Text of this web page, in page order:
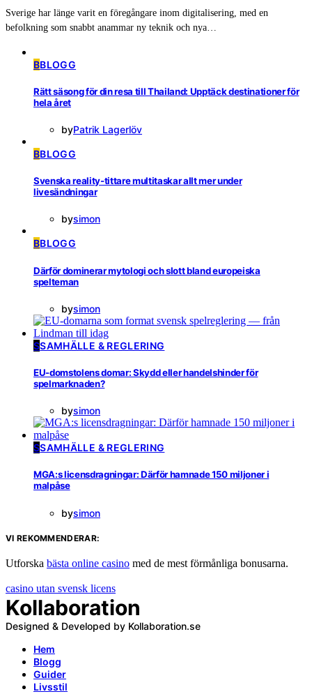
Sverige har länge varit en föregångare inom digitalisering, med en
befolkning som snabbt anammar ny teknik och nya…
BBLOGG
Rätt säsong för din resa till Thailand: Upptäck destinationer för
hela året
byPatrik Lagerlöv
BBLOGG
Svenska reality-tittare multitaskar allt mer under
livesändningar
bysimon
BBLOGG
Därför dominerar mytologi och slott bland europeiska
spelteman
bysimon
SSAMHÄLLE & REGLERING
EU-domstolens domar: Skydd eller handelshinder för
spelmarknaden?
bysimon
SSAMHÄLLE & REGLERING
MGA:s licensdragningar: Därför hamnade 150 miljoner i
malpåse
bysimon
VI REKOMMENDERAR:
Utforska bästa online casino med de mest förmånliga bonusarna.
casino utan svensk licens
Kollaboration
Designed & Developed by Kollaboration.se
Hem
Blogg
Guider
Livsstil